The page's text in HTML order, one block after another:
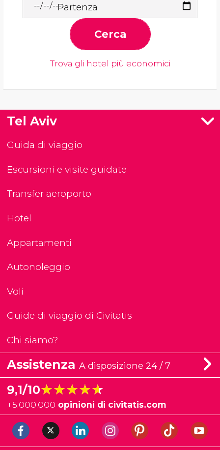
Partenza
Cerca
Trova gli hotel più economici
Tel Aviv
Guida di viaggio
Escursioni e visite guidate
Transfer aeroporto
Hotel
Appartamenti
Autonoleggio
Voli
Guide di viaggio di Civitatis
Chi siamo?
Assistenza A disposizione 24 / 7
9,1/10★★★★★
★★★★★
+5.000.000 opinioni di civitatis.com